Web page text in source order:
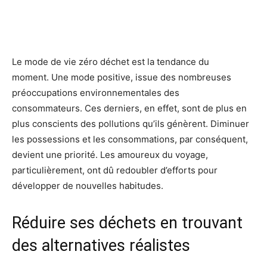
Le mode de vie zéro déchet est la tendance du
moment. Une mode positive, issue des nombreuses
préoccupations environnementales des
consommateurs. Ces derniers, en effet, sont de plus en
plus conscients des pollutions qu’ils génèrent. Diminuer
les possessions et les consommations, par conséquent,
devient une priorité. Les amoureux du voyage,
particulièrement, ont dû redoubler d’efforts pour
développer de nouvelles habitudes.
Réduire ses déchets en trouvant
des alternatives réalistes